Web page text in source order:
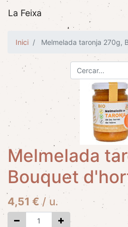
La Feixa
Inici Melmelada taronja 270g,
Melmelada
Bouquet
4,51 € / u.